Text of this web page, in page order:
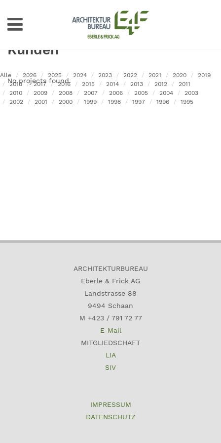
Kunden
Alle 2026 2025 2024 2023 2022 2021 2020
2019
2018
2017 2016 2015 2014 2013 2012
2011
2010
2009 2008 2007 2006 2005 2004
2003
2002
2001 2000 1999 1998 1997 1996 1995
No projects found.
ARCHITEKTURBUREAU
Eberle & Frick AG
Landstrasse 88
9494 Schaan
M +423 / 791 72 77
E-Mail
MITGLIEDSCHAFT
LIA
SIV
IMPRESSUM
DATENSCHUTZ